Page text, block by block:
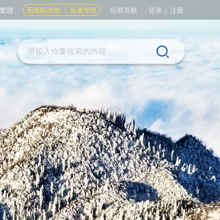
繁體 无障碍浏览 长者专区 站群导航 登录 | 注册